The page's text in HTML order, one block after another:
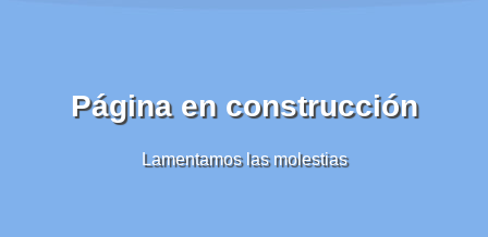
Página en construcción
Lamentamos las molestias